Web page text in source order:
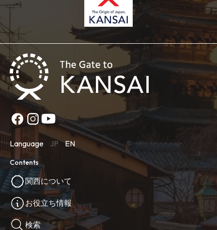
Language JP EN
Contents
関西について
お役立ち情報
検索